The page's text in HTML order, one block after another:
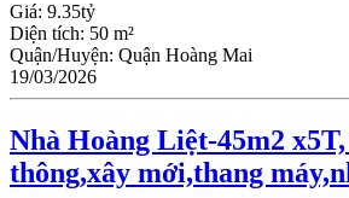
Giá: 9.35tỷ
Diện tích: 50 m²
Quận/Huyện: Quận Hoàng Mai
19/03/2026
Nhà Hoàng Liệt-45m2
thông,xây mới,thang